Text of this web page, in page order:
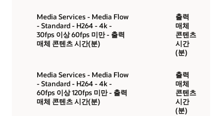
Media Services - Media Flow
- Standard - H264 - 4k -
30fps 이상 60fps 미만 - 출력
매체 콘텐츠 시간(분)
출력
매체
콘텐츠
시간
(분)
Media Services - Media Flow
- Standard - H264 - 4k -
60fps 이상 120fps 미만 - 출력
매체 콘텐츠 시간(분)
출력
매체
콘텐츠
시간
(분)